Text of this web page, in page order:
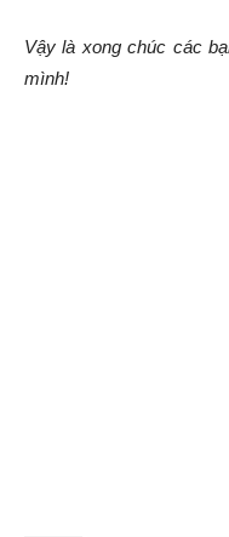
Vậy là xong chúc các
mình!